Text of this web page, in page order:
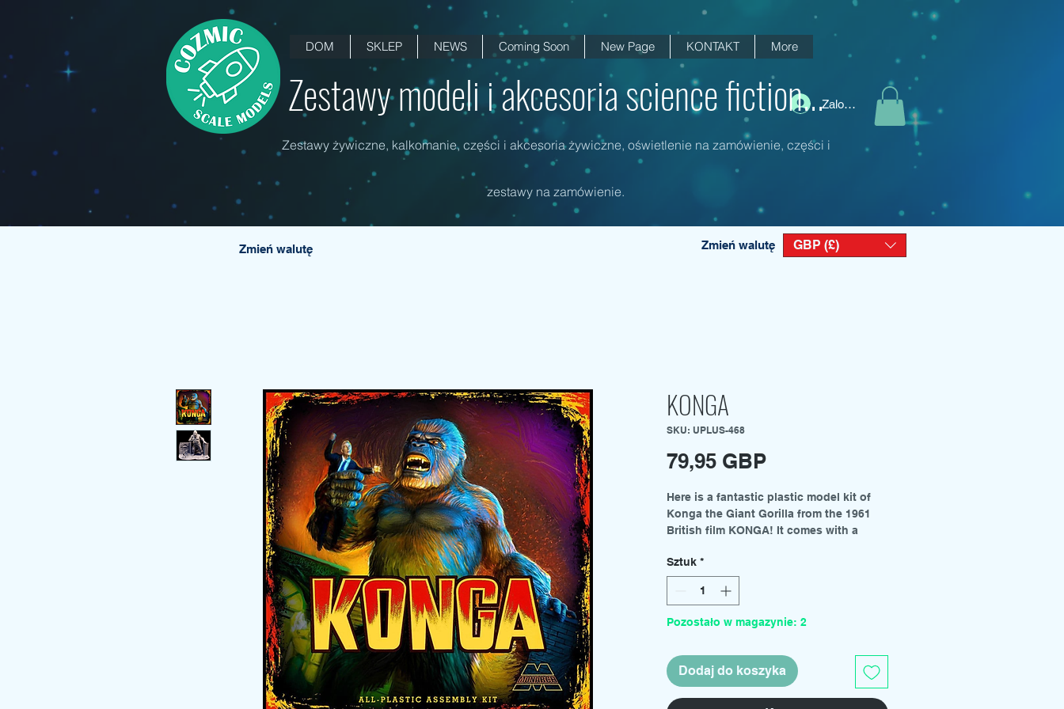
DOM SKLEP NEWS Coming Soon New Page KONTAKT More
Zaloguj się
Zestawy modeli i akcesoria science fiction...
Zestawy żywiczne, kalkomanie, części i akcesoria żywiczne, oświetlenie na zamówienie, części i
zestawy na zamówienie.
Zmień walutę Zmień walutę GBP (£)
KONGA
SKU: UPLUS-468
79,95 GBPCena
Here is a fantastic plastic model kit of
Konga the Giant Gorilla from the 1961
British film KONGA! It comes with a
and a building facade with a nameplate.
This is a 1/35 scale kit.
Sztuk *
Pozostało w magazynie: 2
Dodaj do koszyka